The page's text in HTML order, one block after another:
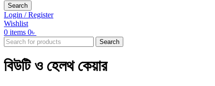
Search
Login / Register
Wishlist
0 items 0৳
Search
বিউটি ও হেলথ কেয়ার